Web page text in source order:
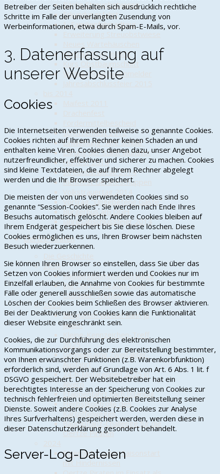
Bänke Streuobstwiese
Erkundungsfahrt
1. Familienfahrradtour
Erweiterung Streuobstwiese
Vortrag DGH in Nds.
Kurs Obstbaumschnitt
Vortrag Rauchwarnmelder
Schützenfest 2012
Einweihung "Alte Schule"
Ehrung der Stadt Munster
Hoffest 2014
Streuobstwiese 2014
Richtfest Geräteschuppen
Volkstrauertag 2014
Vortrag "Ungebetene Gäste"
Bürgerbus am DGH
Jahresabschlussfeier 2014
Oertze Piraten
2026
Radwegepaten unterwegs
Die Oertze Piraten beim
Oldtimer-Treffen
2025
Bei gutem Wetter kann ja
jeder!
Kleine-Kennzeichen-Treff
2025
Gemeinsame Zweitakter-
Ausfahrt
24-h-Mofarennen 2025 in
Alvern
Etappenfahrt nach Istanbul
Herbstkontrolle des
Kartoffelweges
Baumpflanz-Challenge für die
Oertze Piraten
Eigentlich… oder: Saisonstart
mit Hindernissen
Betreiber der Seiten behalten sich ausdrücklich rechtliche
Schritte im Falle der unverlangten Zusendung von
Werbeinformationen, etwa durch Spam-E-Mails, vor.
3. Datenerfassung auf
unserer Website
Cookies
Die Internetseiten verwenden teilweise so genannte Cookies.
Cookies richten auf Ihrem Rechner keinen Schaden an und
enthalten keine Viren. Cookies dienen dazu, unser Angebot
nutzerfreundlicher, effektiver und sicherer zu machen. Cookies
sind kleine Textdateien, die auf Ihrem Rechner abgelegt
werden und die Ihr Browser speichert.
Die meisten der von uns verwendeten Cookies sind so
genannte “Session-Cookies”. Sie werden nach Ende Ihres
Besuchs automatisch gelöscht. Andere Cookies bleiben auf
Ihrem Endgerät gespeichert bis Sie diese löschen. Diese
Cookies ermöglichen es uns, Ihren Browser beim nächsten
Besuch wiederzuerkennen.
Sie können Ihren Browser so einstellen, dass Sie über das
Setzen von Cookies informiert werden und Cookies nur im
Einzelfall erlauben, die Annahme von Cookies für bestimmte
Fälle oder generell ausschließen sowie das automatische
Löschen der Cookies beim Schließen des Browser aktivieren.
Bei der Deaktivierung von Cookies kann die Funktionalität
dieser Website eingeschränkt sein.
Cookies, die zur Durchführung des elektronischen
Kommunikationsvorgangs oder zur Bereitstellung bestimmter,
von Ihnen erwünschter Funktionen (z.B. Warenkorbfunktion)
erforderlich sind, werden auf Grundlage von Art. 6 Abs. 1 lit. f
DSGVO gespeichert. Der Websitebetreiber hat ein
berechtigtes Interesse an der Speicherung von Cookies zur
technisch fehlerfreien und optimierten Bereitstellung seiner
Dienste. Soweit andere Cookies (z.B. Cookies zur Analyse
Ihres Surfverhaltens) gespeichert werden, werden diese in
dieser Datenschutzerklärung gesondert behandelt.
Server-Log-Dateien